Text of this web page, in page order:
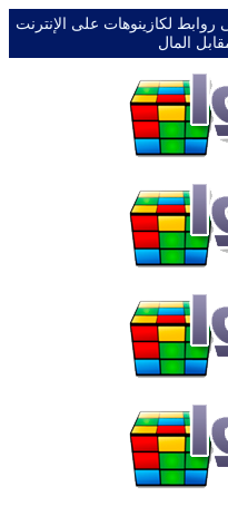
روابط لكازينوهات على الإنترنت
المال